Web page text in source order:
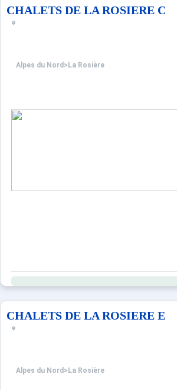
CHALETS DE LA ROSIERE C
Alpes du Nord > La Rosière
CHALETS DE LA ROSIERE E
Alpes du Nord > La Rosière